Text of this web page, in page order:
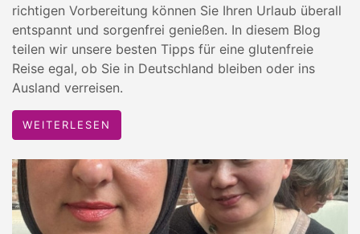
richtigen Vorbereitung können Sie Ihren Urlaub überall
entspannt und sorgenfrei genießen. In diesem Blog
teilen wir unsere besten Tipps für eine glutenfreie
Reise egal, ob Sie in Deutschland bleiben oder ins
Ausland verreisen.
WEITERLESEN